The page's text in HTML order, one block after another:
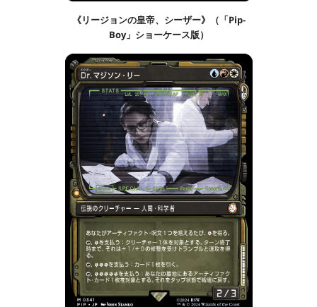
《リージョンの皇帝、シーザー》（「Pip-
Boy」ショーケース版）